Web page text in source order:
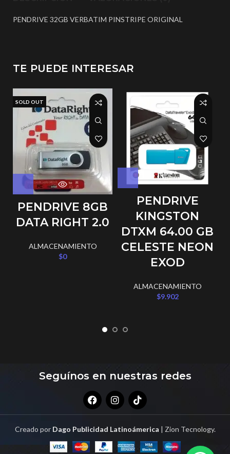
PENDRIVE 32GB VERBATIM PINSTRIPE ORIGINAL
TE PUEDE INTERESAR
SOLD OUT
PENDRIVE 8GB
DATA RIGHT 2.0
ALMACENAMIENTO
$0
PENDRIVE
KINGSTON
DTXM 64.00 GB
CELESTE NEON
EXOD
ALMACENAMIENTO
$9.902
Seguínos en nuestras redes
Creado por Dago Publicidad Latinoámerica | Zion Tecnology.